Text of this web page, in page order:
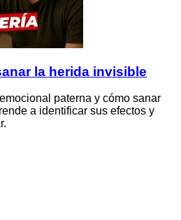
la herida invisible
paterna y cómo sanar
a identificar sus efectos y